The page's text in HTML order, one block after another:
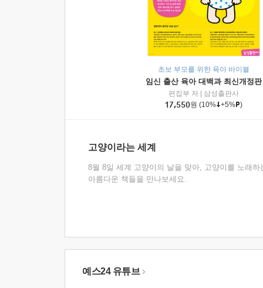
초보 부모를 위한 육아 바이블
임신 출산 육아 대백과 최신개정판
편집부 저
삼성출판사
17,550원 (10% +5% )
고양이라는 세계
8월 8일 세계 고양이의 날을 맞아, 고양이를 노래하
아름다운 책들을 만나보세요.
예스24 유튜브